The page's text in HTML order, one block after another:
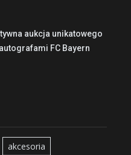
aukcja unikatowego
FC Bayern
akcesoria